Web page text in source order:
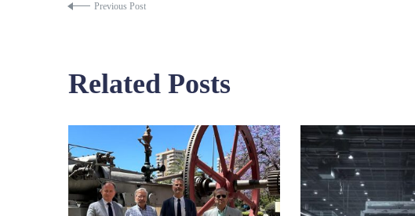
Previous Post
Related Posts